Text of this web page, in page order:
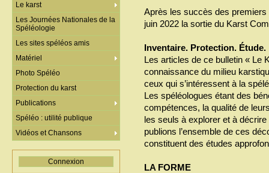
Après les succès des
juin 2022 la sortie du Karst
Inventaire. Protection. Étude.
Les articles de ce bulletin « Le
connaissance du milieu
ceux qui s’intéressent à la
Les spéléologues étant des
compétences, la qualité de
les seuls à explorer et à
publions l’ensemble de ces
constituent des études
LA FORME
Le karst
Les Journées Nationales de la
Spéléologie
Les sites spéléos amis
Matériel
Photo Spéléo
Protection du karst
Publications
Spéléo : utilité publique
Vidéos et Chansons
Connexion